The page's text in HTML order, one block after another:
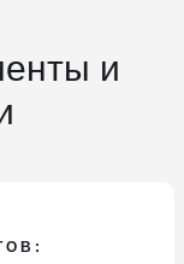
и